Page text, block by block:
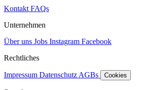
KontaktFAQs
Unternehmen
Über uns Jobs Instagram Facebook
Rechtliches
Impressum DatenschutzAGBs Cookies